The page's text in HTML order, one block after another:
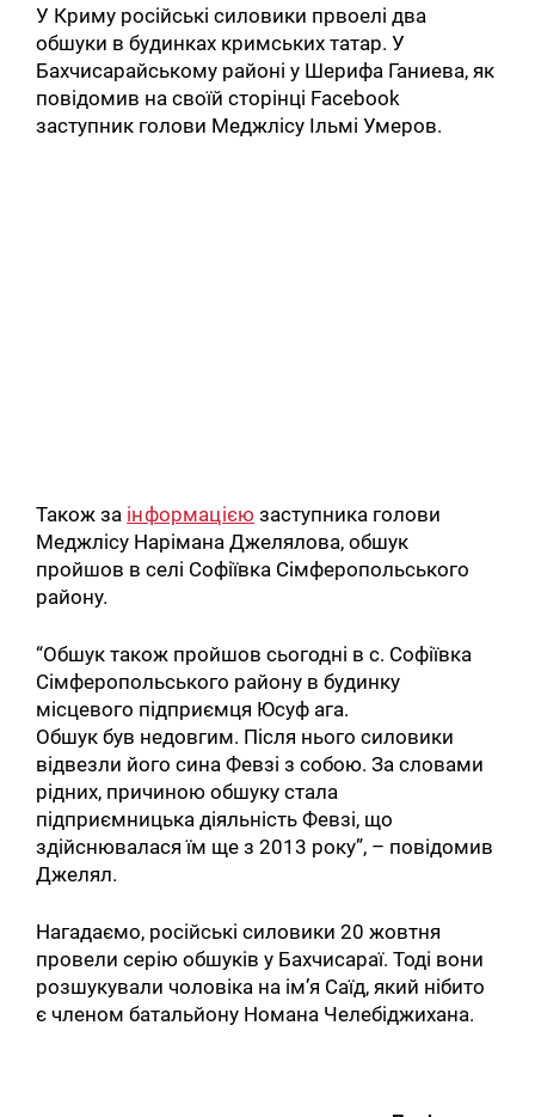
У Криму російські силовики првоелі два
обшуки в будинках кримських татар. У
Бахчисарайському районі у Шерифа Ганиева, як
повідомив на своїй сторінці Facebook
заступник голови Меджлісу Ільмі Умеров.
Також за інформацією заступника голови
Меджлісу Нарімана Джелялова, обшук
пройшов в селі Софіївка Сімферопольського
району.
“Обшук також пройшов сьогодні в с. Софіївка
Сімферопольського району в будинку
місцевого підприємця Юсуф ага.
Обшук був недовгим. Після нього силовики
відвезли його сина Февзі з собою. За словами
рідних, причиною обшуку стала
підприємницька діяльність Февзі, що
здійснювалася їм ще з 2013 року”, – повідомив
Джелял.
Нагадаємо, російські силовики 20 жовтня
провели серію обшуків у Бахчисараї. Тоді вони
розшукували чоловіка на ім’я Саїд, який нібито
є членом батальйону Номана Челебіджихана.